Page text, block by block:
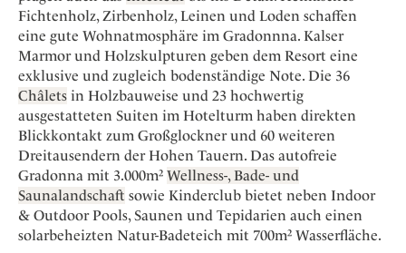
Niederlande
Österreich
Portugal
Schweden
Spanien
Schweiz
USA
Impressum
Adventkalender
Fichtenholz, Zirbenholz, Leinen und Loden schaffen
eine gute Wohnatmosphäre im Gradonnna. Kalser
Marmor und Holzskulpturen geben dem Resort eine
exklusive und zugleich bodenständige Note. Die 36
Châlets in Holzbauweise und 23 hochwertig
ausgestatteten Suiten im Hotelturm haben direkten
Blickkontakt zum Großglockner und 60 weiteren
Dreitausendern der Hohen Tauern. Das autofreie
Gradonna mit 3.000m² Wellness-, Bade- und
Saunalandschaft sowie Kinderclub bietet neben Indoor
& Outdoor Pools, Saunen und Tepidarien auch einen
solarbeheizten Natur-Badeteich mit 700m² Wasserfläche.